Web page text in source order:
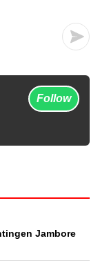
Follow
Jambore